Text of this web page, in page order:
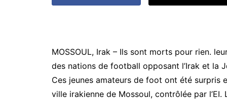
MOSSOUL, Irak – Ils sont morts pour rien.
des nations de football opposant l’Irak et la
Ces jeunes amateurs de foot ont été surpris
ville irakienne de Mossoul, contrôlée par